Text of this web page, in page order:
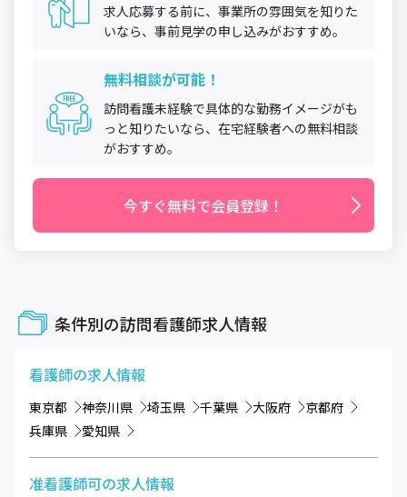
求人応募する前に、事業所の雰囲気を知りた
いなら、事前見学の申し込みがおすすめ。
無料相談が可能！
訪問看護未経験で具体的な勤務イメージがも
っと知りたいなら、在宅経験者への無料相談
がおすすめ。
今すぐ無料で会員登録！
条件別の訪問看護師求人情報
看護師の求人情報
東京都 神奈川県 埼玉県 千葉県 大阪府
京都府
兵庫県
愛知県
准看護師可の求人情報